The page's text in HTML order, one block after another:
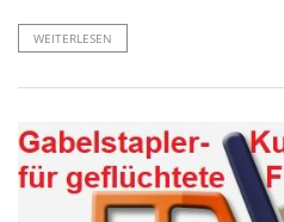
WEITERLESEN